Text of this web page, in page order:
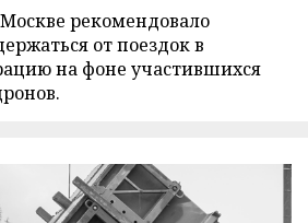
рекомендовало
от поездок в
на фоне участившихся